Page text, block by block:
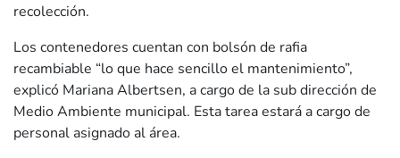
recolección.
Los contenedores cuentan con bolsón de rafia
recambiable “lo que hace sencillo el mantenimiento”,
explicó Mariana Albertsen, a cargo de la sub dirección de
Medio Ambiente municipal. Esta tarea estará a cargo de
personal asignado al área.